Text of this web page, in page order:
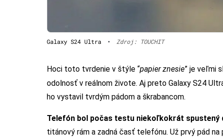
Galaxy S24 Ultra • Zdroj: TOUCHIT
Hoci toto tvrdenie v štýle “papier znesie” je veľmi
odolnosť v reálnom živote. Aj preto Galaxy S24
ho vystavil tvrdým pádom a škrabancom.
Telefón bol počas testu niekoľkokrát spustený
titánový rám a zadná časť telefónu. Už prvý pád